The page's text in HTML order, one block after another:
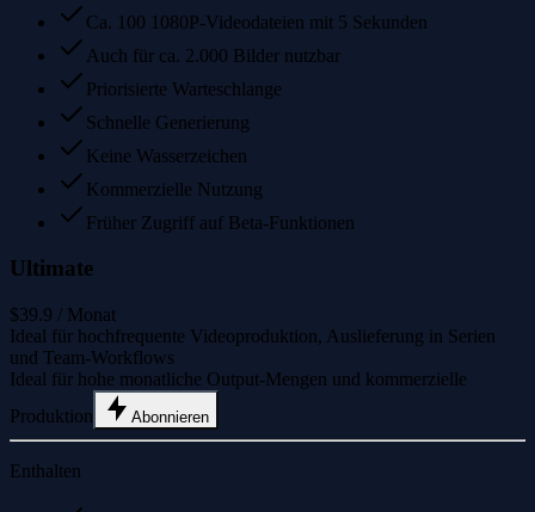
Ca. 100 1080P-Videodateien mit 5 Sekunden
Auch für ca. 2.000 Bilder nutzbar
Priorisierte Warteschlange
Schnelle Generierung
Keine Wasserzeichen
Kommerzielle Nutzung
Früher Zugriff auf Beta-Funktionen
Ultimate
$39.9 / Monat
Ideal für hochfrequente Videoproduktion, Auslieferung in Serien
und Team-Workflows
Ideal für hohe monatliche Output-Mengen und kommerzielle
Produktion
Abonnieren
Enthalten